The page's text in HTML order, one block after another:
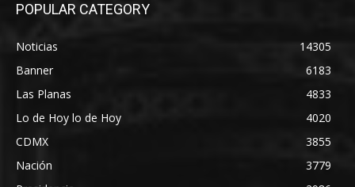
POPULAR CATEGORY
Noticias
14305
Banner
6183
Las Planas
4833
Lo de Hoy lo de Hoy
4020
CDMX
3855
Nación
3779